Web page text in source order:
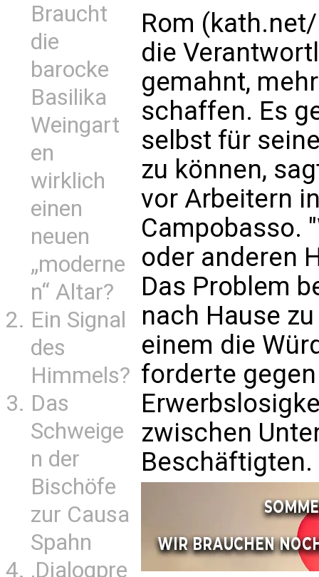
Braucht
die
barocke
Basilika
Weingart
en
wirklich
einen
neuen
„moderne
n“ Altar?
Ein Signal
des
Himmels?
Das
Schweige
n der
Bischöfe
zur Causa
Spahn
‚Dialogpre
Rom
die
gemahnt,
schaffen. Es
selbst für
zu können,
vor Arbeitern
Campobasso.
oder anderen
Das Problem
nach Hause
einem die
forderte
zwischen
Beschäftigten.